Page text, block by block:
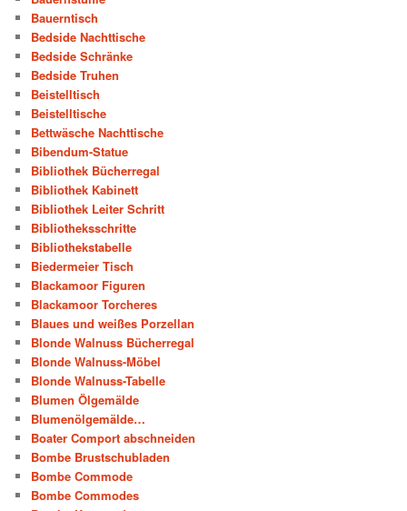
Bauerntisch
Bedside Nachttische
Bedside Schränke
Bedside Truhen
Beistelltisch
Beistelltische
Bettwäsche Nachttische
Bibendum-Statue
Bibliothek Bücherregal
Bibliothek Kabinett
Bibliothek Leiter Schritt
Bibliotheksschritte
Bibliothekstabelle
Biedermeier Tisch
Blackamoor Figuren
Blackamoor Torcheres
Blaues und weißes Porzellan
Blonde Walnuss Bücherregal
Blonde Walnuss-Möbel
Blonde Walnuss-Tabelle
Blumen Ölgemälde
Blumenölgemälde…
Boater Comport abschneiden
Bombe Brustschubladen
Bombe Commode
Bombe Commodes